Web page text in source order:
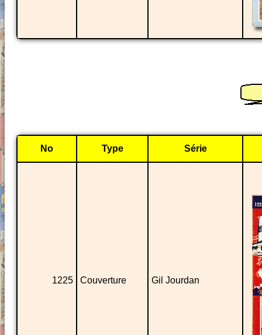
No Type Série
1225 Couverture Gil Jourdan